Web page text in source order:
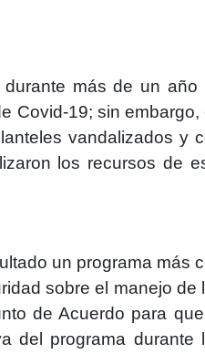
más de un año
Covid-19; sin embargo,
vandalizados y
los recursos de
un programa más
sobre el manejo de
de Acuerdo para
del programa durante